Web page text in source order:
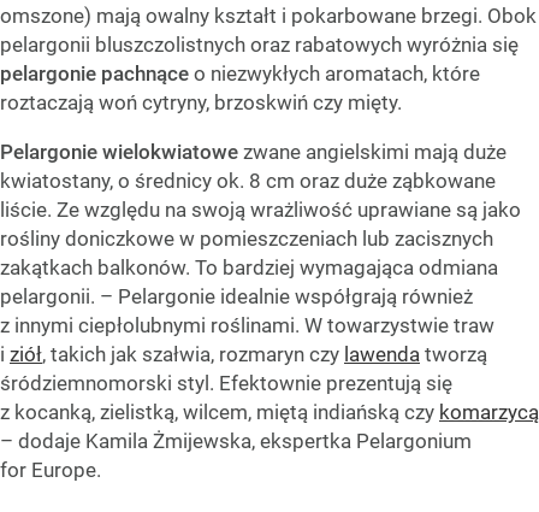
omszone) mają owalny kształt i pokarbowane brzegi. Obok
pelargonii bluszczolistnych oraz rabatowych wyróżnia się
pelargonie pachnące o niezwykłych aromatach, które
roztaczają woń cytryny, brzoskwiń czy mięty.
Pelargonie wielokwiatowe zwane angielskimi mają duże
kwiatostany, o średnicy ok. 8 cm oraz duże ząbkowane
liście. Ze względu na swoją wrażliwość uprawiane są jako
rośliny doniczkowe w pomieszczeniach lub zacisznych
zakątkach balkonów. To bardziej wymagająca odmiana
pelargonii. – Pelargonie idealnie współgrają również
z innymi ciepłolubnymi roślinami. W towarzystwie traw
i ziół, takich jak szałwia, rozmaryn czy lawenda tworzą
śródziemnomorski styl. Efektownie prezentują się
z kocanką, zielistką, wilcem, miętą indiańską czy komarzycą
– dodaje Kamila Żmijewska, ekspertka Pelargonium
for Europe.